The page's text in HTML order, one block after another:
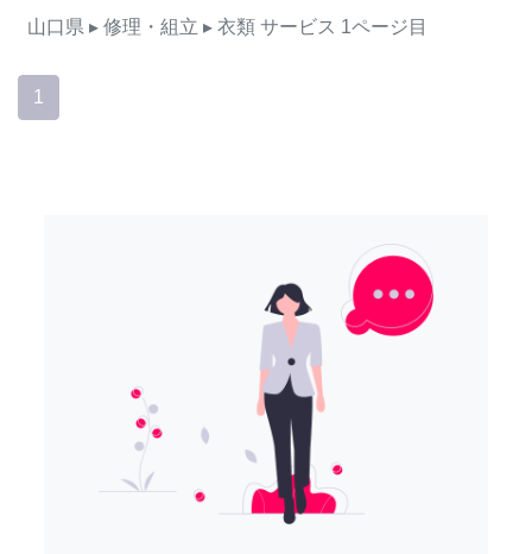
山口県 ▸ 修理・組立 ▸ 衣類 サービス 1ページ目
1